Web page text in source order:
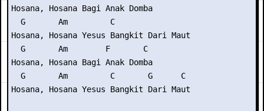
Hosana, Hosana Bagi Anak Domba
  G       Am         C
Hosana, Hosana Yesus Bangkit Dari Maut
  G       Am        F       C
Hosana, Hosana Bagi Anak Domba
  G       Am         C       G      C
Hosana, Hosana Yesus Bangkit Dari Maut